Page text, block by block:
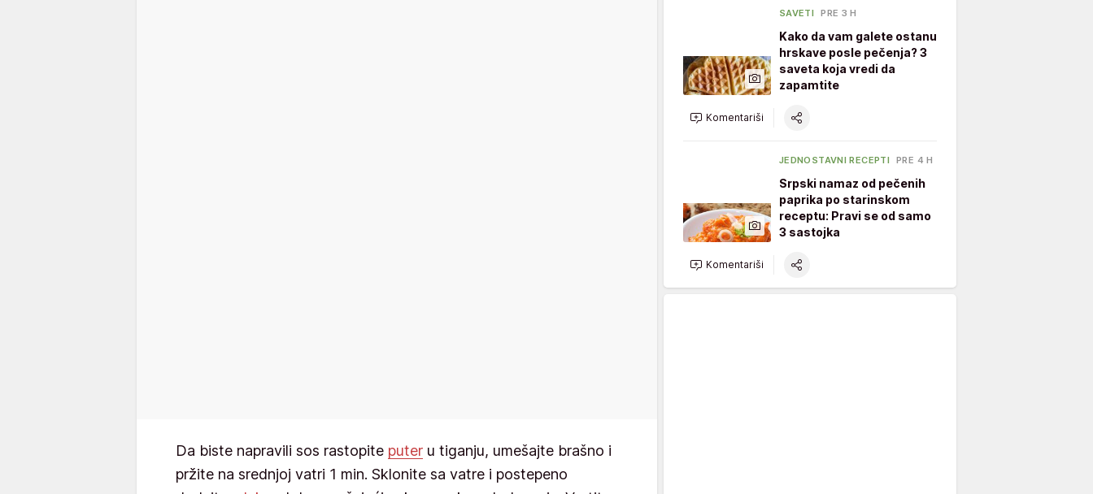
Da biste napravili sos rastopite puter u tiganju, umešajte brašno i
pržite na srednjoj vatri 1 min. Sklonite sa vatre i postepeno
SAVETI PRE 3 H
Kako da vam galete ostanu
hrskave posle pečenja? 3
saveta koja vredi da
zapamtite
Komentariši
JEDNOSTAVNI RECEPTI PRE 4 H
Srpski namaz od pečenih
paprika po starinskom
receptu: Pravi se od samo
3 sastojka
Komentariši